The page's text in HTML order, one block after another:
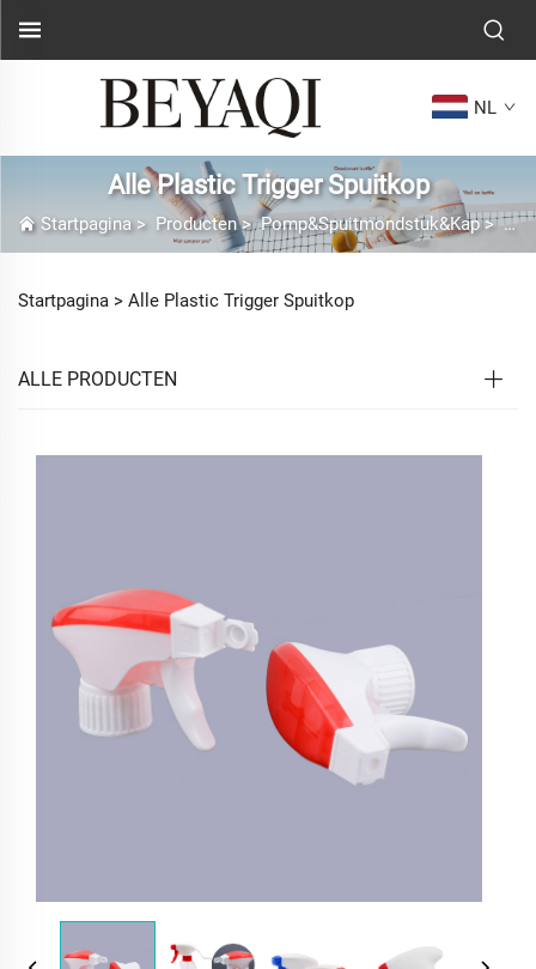
NL
Alle Plastic Trigger Spuitkop
Startpagina> Producten>Pomp&Spuitmondstuk&Kap>
Startpagina > Alle Plastic Trigger Spuitkop
ALLE PRODUCTEN